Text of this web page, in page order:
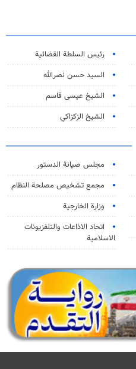
رئیس السلطة القضائیة
السيد حسن نصرالله
الشيخ عيسى قاسم
الشيخ الزكزاكي
مجلس صيانة الدستور
مجمع تشخيص مصلحة النظام
وزارة الخارجية
اتحاد الاذاعات والتلفزيونات
الاسلامية